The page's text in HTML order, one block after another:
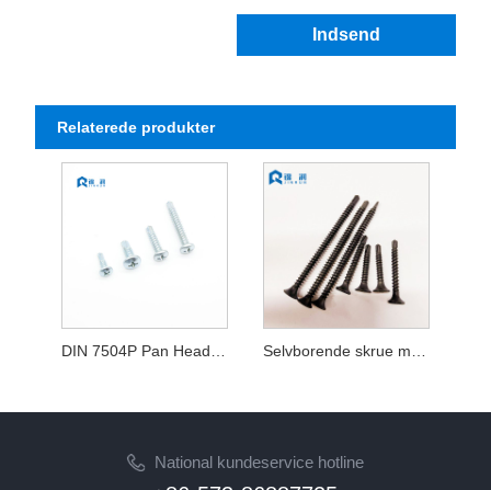
Indsend
Relaterede produkter
National kundeservice hotline